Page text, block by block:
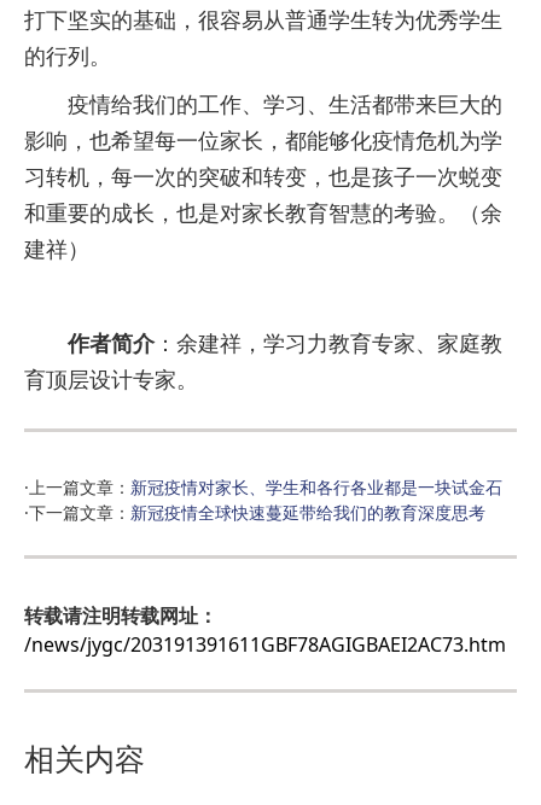
打下坚实的基础，很容易从普通学生转为优秀学生
的行列。
疫情给我们的工作、学习、生活都带来巨大的
影响，也希望每一位家长，都能够化疫情危机为学
习转机，每一次的突破和转变，也是孩子一次蜕变
和重要的成长，也是对家长教育智慧的考验。（余
建祥）
作者简介：余建祥，学习力教育专家、家庭教
育顶层设计专家。
·上一篇文章： 新冠疫情对家长、学生和各行各业都是一块试金石
·下一篇文章： 新冠疫情全球快速蔓延带给我们的教育深度思考
转载请注明转载网址：
/news/jygc/203191391611GBF78AGIGBAEI2AC73.htm
相关内容